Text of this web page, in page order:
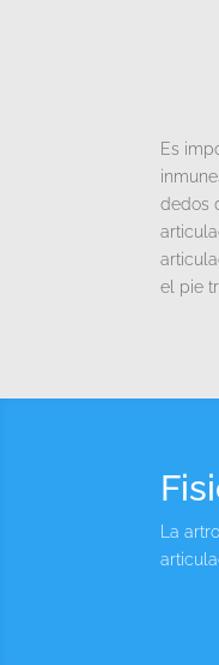
Es
dedos
el pie
La